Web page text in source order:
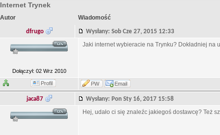
Internet Trynek
Autor Wiadomość
dfrugo Wysłany: Sob Cze 27, 2015 12:33
Dołączył: 02 Wrz 2010
Jaki internet wybieracie na Trynku? Dokładniej na
Profil PW Email
jaca87 Wysłany: Pon Sty 16, 2017 15:58
Hej, udało ci się znaleźc jakiegoś dostawcę? Też